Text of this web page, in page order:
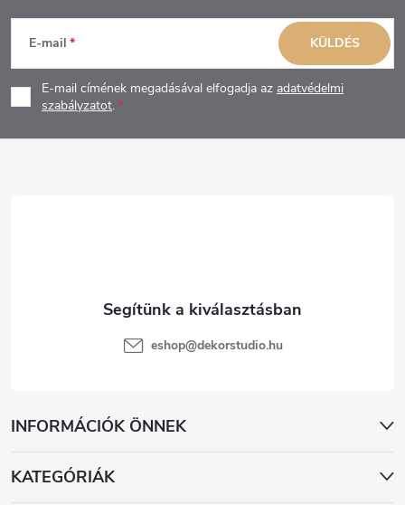
L
á
b
E-mail
E-mail címének megadásával elfogadja az adatvédelmi
szabályzatot.
KÜLDÉS
INFORMÁCIÓK ÖNNEK
KATEGÓRIÁK
eshop@dekorstudio.hu